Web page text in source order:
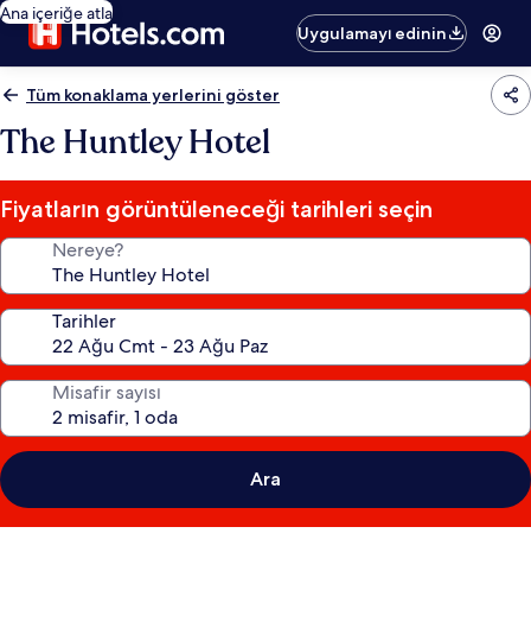
Ana içeriğe atla
Uygulamayı edinin
Tüm konaklama yerlerini göster
The Huntley Hotel
Fiyatların görüntüleneceği tarihleri seçin
Nereye?
Tarihler
Misafir sayısı
Ara